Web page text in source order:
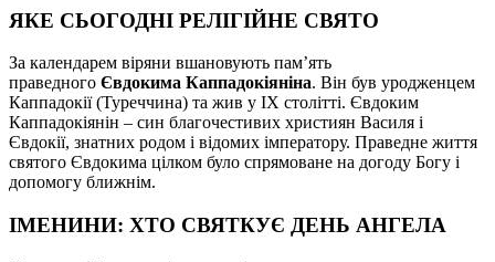
ЯКЕ СЬОГОДНІ РЕЛІГІЙНЕ СВЯТО
За календарем віряни вшановують пам’ять
праведного Євдокима Каппадокіяніна. Він був уродженцем
Каппадокії (Туреччина) та жив у IX столітті. Євдоким
Каппадокіянін – син благочестивих християн Василя і
Євдокії, знатних родом і відомих імператору. Праведне життя
святого Євдокима цілком було спрямоване на догоду Богу і
допомогу ближнім.
ІМЕНИНИ: ХТО СВЯТКУЄ ДЕНЬ АНГЕЛА